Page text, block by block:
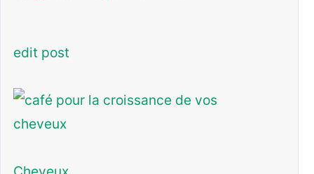
edit post